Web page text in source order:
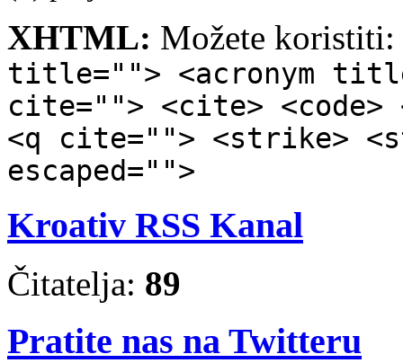
XHTML: Možete koristiti:
title=""> <acronym
cite=""> <cite> <code>
<q cite=""> <strike>
escaped="">
Kroativ RSS Kanal
Čitatelja: 89
Pratite nas na Twitteru